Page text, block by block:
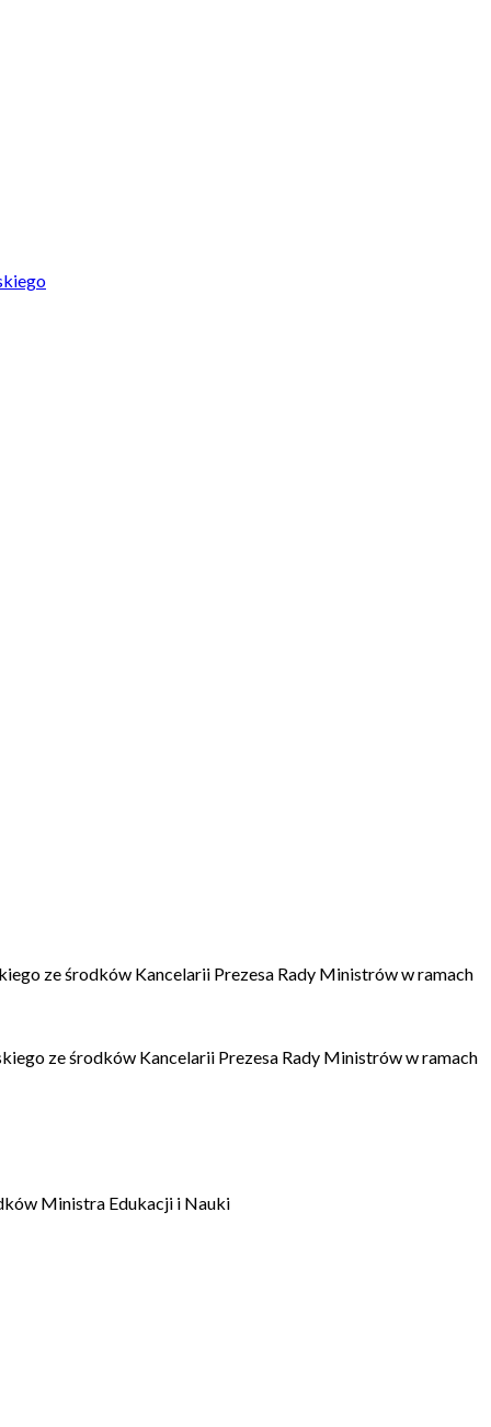
ze środków Kancelarii Prezesa Rady Ministrów w ramach
ze środków Kancelarii Prezesa Rady Ministrów w ramach
Ministra Edukacji i Nauki